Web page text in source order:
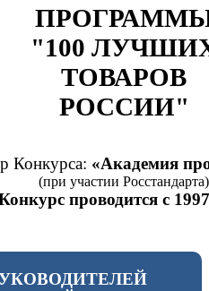
"100
ТОВАРОВ
РОССИИ"
Конкурса: «Академия
(при участии Росстандарта)
проводится с